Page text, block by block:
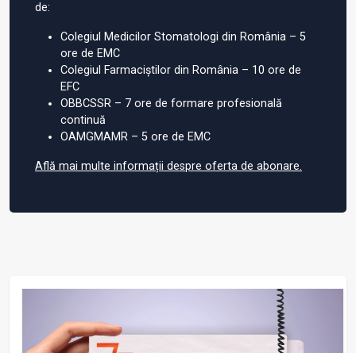
de:
Colegiul Medicilor Stomatologi din România – 5
ore de EMC
Colegiul Farmaciștilor din România – 10 ore de
EFC
OBBCSSR – 7 ore de formare profesională
continuă
OAMGMAMR – 5 ore de EMC
Află mai multe informații despre oferta de abonare.